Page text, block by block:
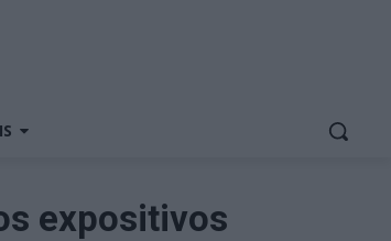
expositivos